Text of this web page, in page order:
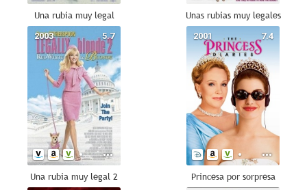
Una rubia muy legal Unas rubias muy legales
5.7
2003
Una rubia muy legal 2
7.4
2001
Princesa por sorpresa